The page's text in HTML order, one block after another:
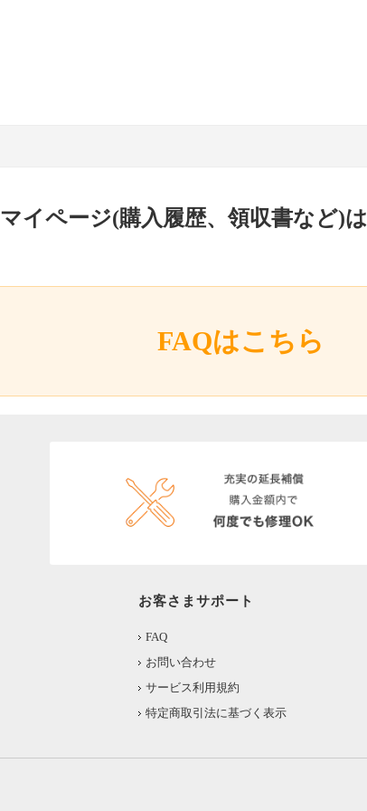
マイページ(購入履歴、領収書など)は
FAQはこちら
お客さまサポート
FAQ
お問い合わせ
サービス利用規約
特定商取引法に基づく表示